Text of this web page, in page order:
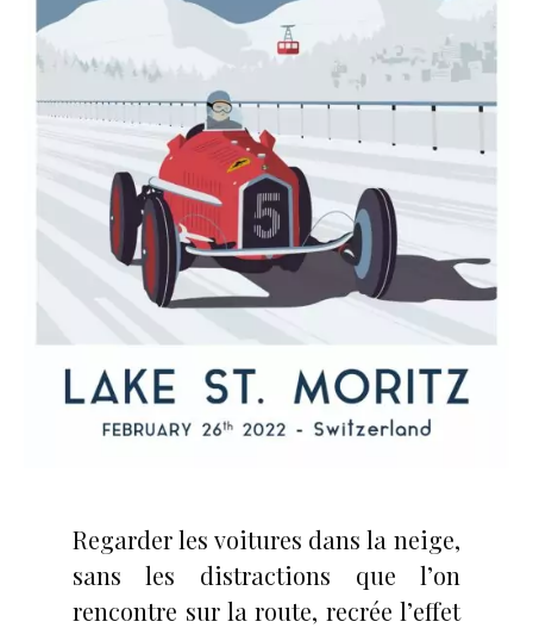
Regarder les voitures dans la neige,
sans les distractions que l’on
rencontre sur la route, recrée l’effet